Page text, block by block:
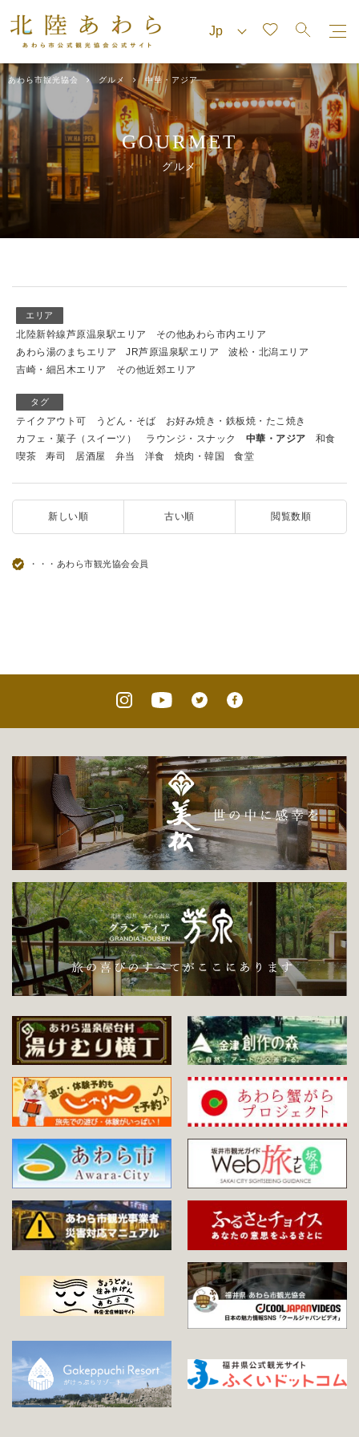
あわら市観光協会 グルメ 中華・アジア
GOURMET
グルメ
エリア
北陸新幹線芦原温泉駅エリア
その他あわら市内エリア
あわら湯のまちエリア
JR芦原温泉駅エリア
波松・北潟エリア
吉崎・細呂木エリア
その他近郊エリア
タグ
テイクアウト可 うどん・そば
お好み焼き・鉄板焼・たこ焼き
カフェ・菓子（スイーツ）
ラウンジ・スナック 中華・アジア
和食
喫茶
寿司 居酒屋 弁当 洋食 焼肉・韓国 食堂
新しい順 古い順 閲覧数順
・・・あわら市観光協会会員